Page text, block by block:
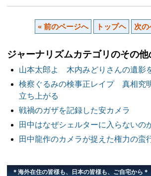
« 前のページへ トップヘ 次の
ジャーナリズムカテゴリのその他
山本太郎よ 木内みどりさんの遺影
検察ぐるみの検事正レイプ 真相究
立ち上がる
戦禍のガザを記録した安カメラ
田中はなぜシェルターに入らないの
田中龍作のカメラが捉えた権力の蛮
＊海外在住の皆様も、日本の皆様も、ご自宅から＊